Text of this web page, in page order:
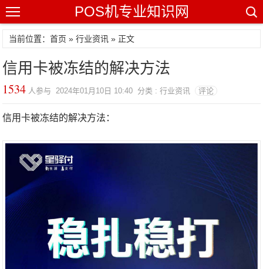
POS机专业知识网
当前位置：首页 »行业资讯 » 正文
信用卡被冻结的解决方法
1534 人参与 2024年01月10日 10:40 分类 : 行业资讯 评论
信用卡被冻结的解决方法：